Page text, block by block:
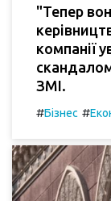
"Тепер
компанії
ЗМІ.
#Бізнес #